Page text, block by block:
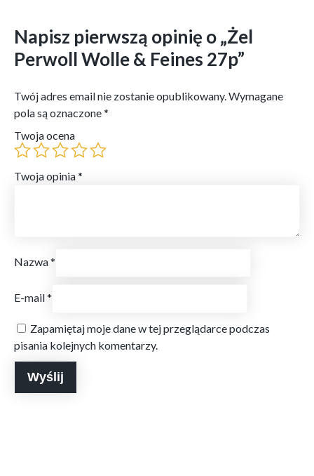
Napisz pierwszą opinię o „Żel
Perwoll Wolle & Feines 27p”
Twój adres email nie zostanie opublikowany. Wymagane
pola są oznaczone*
Twoja ocena
Twoja opinia*
Nazwa*
E-mail*
Zapamiętaj moje dane w tej przeglądarce podczas
pisania kolejnych komentarzy.